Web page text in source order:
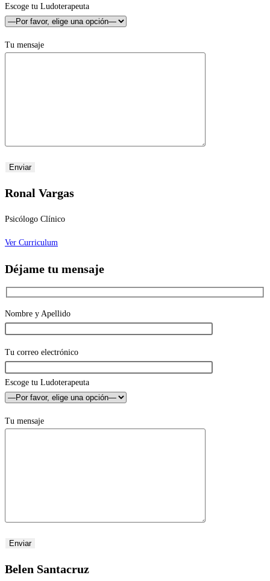
Escoge tu Ludoterapeuta
Tu mensaje
Ronal Vargas
Psicólogo Clínico
Ver Curriculum
Déjame tu mensaje
Nombre y Apellido
Tu correo electrónico
Escoge tu Ludoterapeuta
Tu mensaje
Belen Santacruz